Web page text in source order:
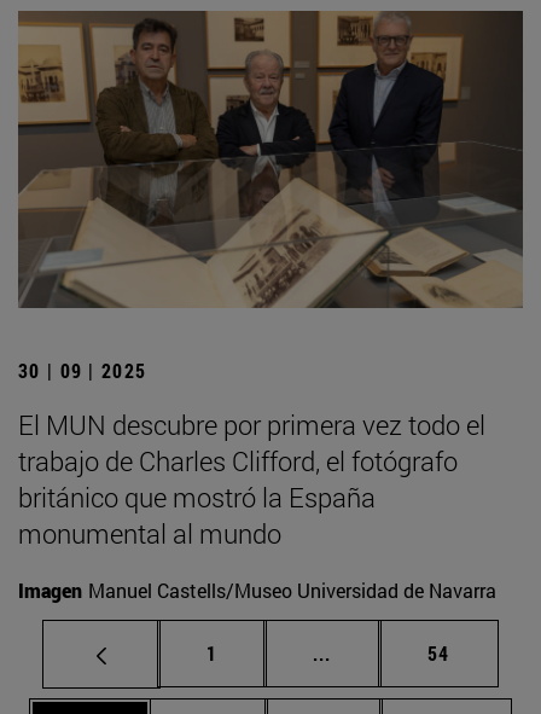
30 | 09 | 2025
El MUN descubre por primera vez todo el
trabajo de Charles Clifford, el fotógrafo
británico que mostró la España
monumental al mundo
Imagen Manuel Castells/Museo Universidad de Navarra
Página
1 ... Páginas intermedias
Página
54